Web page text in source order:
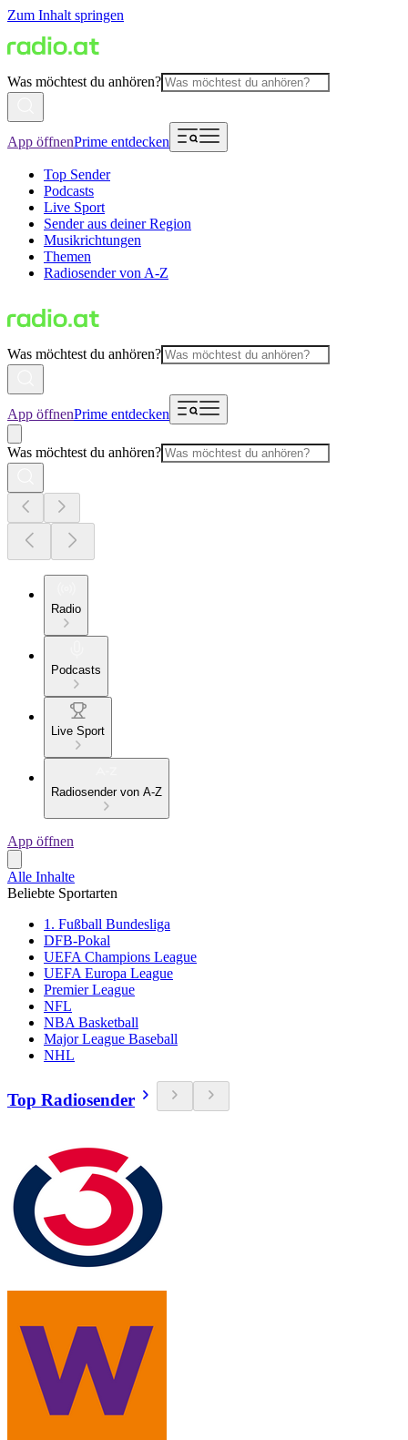
Zum Inhalt springen
Was möchtest du anhören?
App öffnenPrime entdecken
Top Sender
Podcasts
Live Sport
Sender aus deiner Region
Musikrichtungen
Themen
Radiosender von A-Z
Was möchtest du anhören?
App öffnenPrime entdecken
Was möchtest du anhören?
Radio
Podcasts
Live Sport
Radiosender von A-Z
App öffnen
Alle Inhalte
Beliebte Sportarten
1. Fußball Bundesliga
DFB-Pokal
UEFA Champions League
UEFA Europa League
Premier League
NFL
NBA Basketball
Major League Baseball
NHL
Top Radiosender